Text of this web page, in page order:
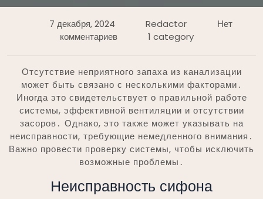
7 декабря, 2024 Redactor
Нет
комментариев
1 category
Отсутствие неприятного запаха из канализации
может быть связано с несколькими факторами․
Иногда это свидетельствует о правильной работе
системы, эффективной вентиляции и отсутствии
засоров․ Однако, это также может указывать на
неисправности, требующие немедленного внимания․
Важно провести проверку системы, чтобы исключить
возможные проблемы․
Неисправность сифона